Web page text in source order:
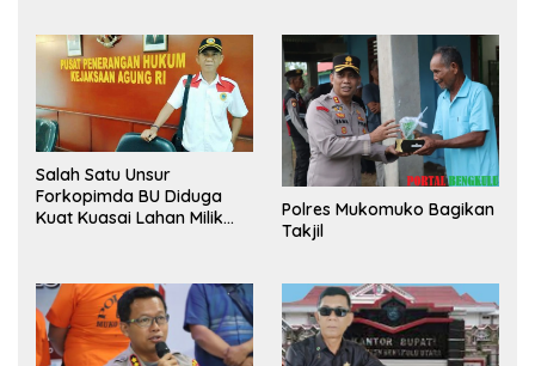
Salah Satu Unsur
Forkopimda BU Diduga
Kuat Kuasai Lahan Milik
Polres Mukomuko Bagikan
Takjil